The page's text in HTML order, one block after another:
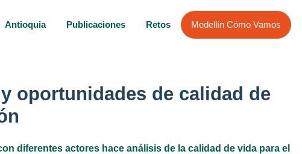
Antioquia Publicaciones Retos Medellín Cómo Vamos
oportunidades de calidad de
diferentes actores hace análisis de la calidad de vida para el